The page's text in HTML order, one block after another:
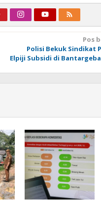
Pos
Polisi Bekuk Sindikat
Elpiji Subsidi di